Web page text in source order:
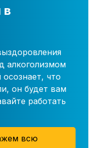
в
алкоголизмом
что
он будет вам
работать
всю